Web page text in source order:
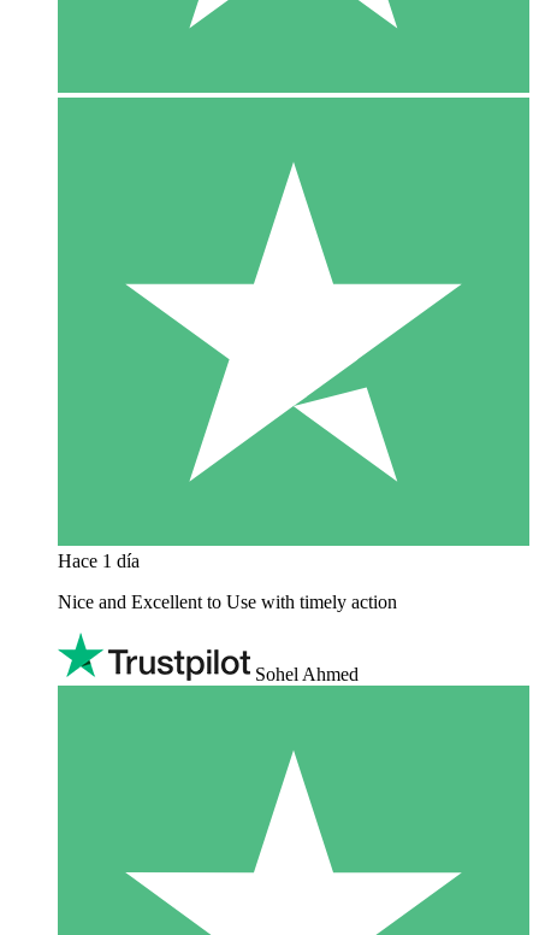
Hace 1 día
Nice and Excellent to Use with timely action
Sohel Ahmed